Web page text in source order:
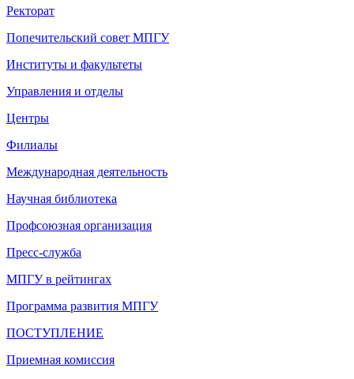
Ректорат
Попечительский совет МПГУ
Институты и факультеты
Управления и отделы
Центры
Филиалы
Международная деятельность
Научная библиотека
Профсоюзная организация
Пресс-служба
МПГУ в рейтингах
Программа развития МПГУ
ПОСТУПЛЕНИЕ
Приемная комиссия